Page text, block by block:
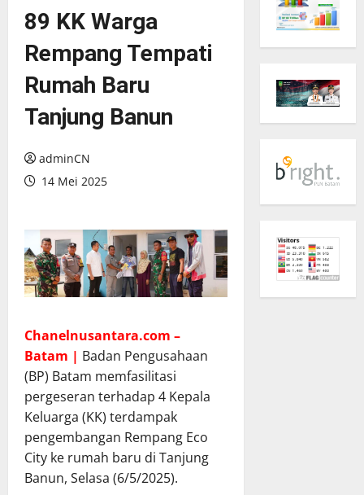
89 KK Warga
Rempang Tempati
Rumah Baru
Tanjung Banun
adminCN
14 Mei 2025
Chanelnusantara.com –
Batam | Badan Pengusahaan
(BP) Batam memfasilitasi
pergeseran terhadap 4 Kepala
Keluarga (KK) terdampak
pengembangan Rempang Eco
City ke rumah baru di Tanjung
Banun, Selasa (6/5/2025).